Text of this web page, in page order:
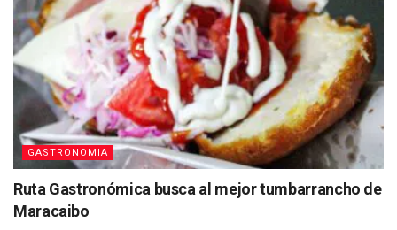
GASTRONOMIA
Ruta Gastronómica busca al mejor tumbarrancho de
Maracaibo